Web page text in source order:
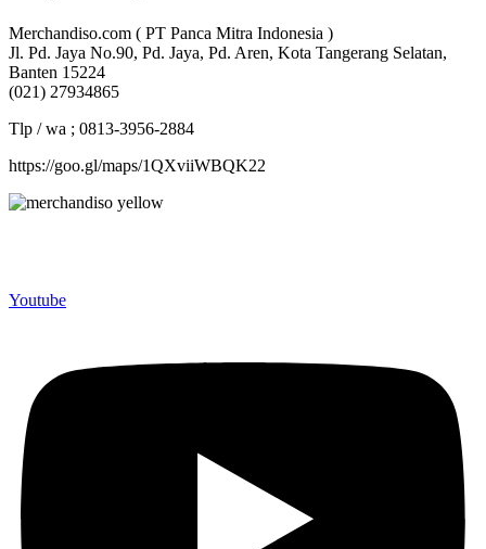
Merchandiso.com ( PT Panca Mitra Indonesia )
Jl. Pd. Jaya No.90, Pd. Jaya, Pd. Aren, Kota Tangerang Selatan,
Banten 15224
(021) 27934865
Tlp / wa ; 0813-3956-2884
https://goo.gl/maps/1QXviiWBQK22
Youtube